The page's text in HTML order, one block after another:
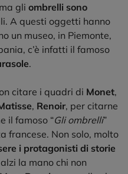
gli ombrelli sono
A questi oggetti hanno
un museo, in Piemonte,
c’è infatti il famoso
.
citare i quadri di Monet,
, Renoir, per citarne
il famoso “Gli ombrelli”
francese. Non solo, molto
i protagonisti di storie
la mano chi non